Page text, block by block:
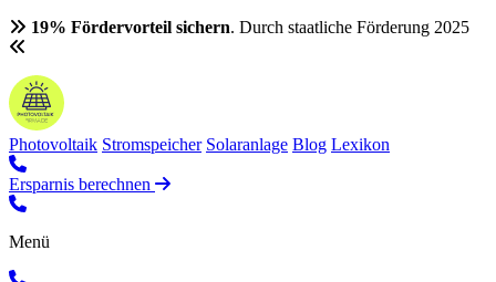
19% Fördervorteil sichern. Durch staatliche Förderung 2025
Photovoltaik Stromspeicher Solaranlage Blog Lexikon
Ersparnis berechnen
Menü